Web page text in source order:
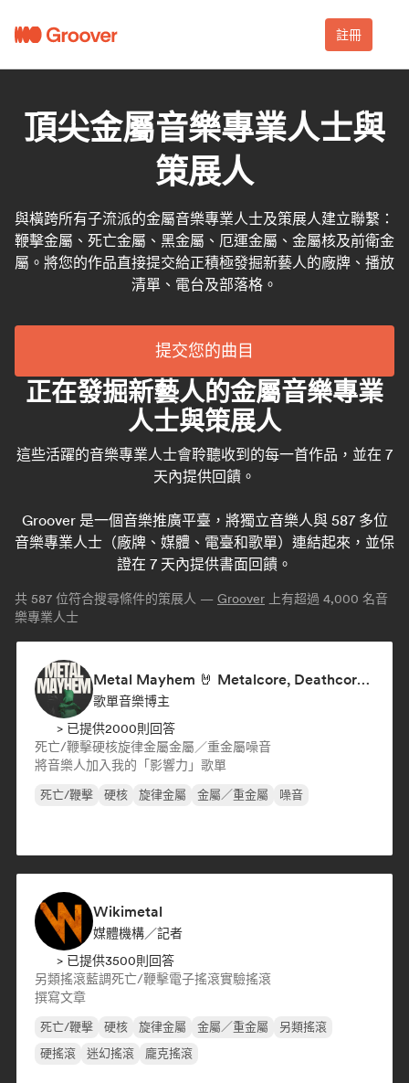
註冊
頂尖金屬音樂專業人士與
策展人
與橫跨所有子流派的金屬音樂專業人士及策展人建立聯繫：
鞭擊金屬、死亡金屬、黑金屬、厄運金屬、金屬核及前衛金
屬。將您的作品直接提交給正積極發掘新藝人的廠牌、播放
清單、電台及部落格。
提交您的曲目
正在發掘新藝人的金屬音樂專業
人士與策展人
這些活躍的音樂專業人士會聆聽收到的每一首作品，並在 7
天內提供回饋。
Groover 是一個音樂推廣平臺，將獨立音樂人與 587 多位
音樂專業人士（廠牌、媒體、電臺和歌單）連結起來，並保
證在 7 天內提供書面回饋。
共 587 位符合搜尋條件的策展人 — Groover 上有超過 4,000 名音
樂專業人士
Metal Mayhem 🤘 Metalcore, Deathcore & Progressive Metal
歌單音樂博主
> 已提供2000則回答
死亡/鞭擊硬核旋律金屬金屬／重金屬噪音
將音樂人加入我的「影響力」歌單
死亡/鞭擊 硬核 旋律金屬 金屬／重金屬 噪音
Wikimetal
媒體機構／記者
> 已提供3500則回答
另類搖滾藍調死亡/鞭擊電子搖滾實驗搖滾
撰寫文章
死亡/鞭擊 硬核 旋律金屬 金屬／重金屬
另類搖滾
硬搖滾
迷幻搖滾 龐克搖滾